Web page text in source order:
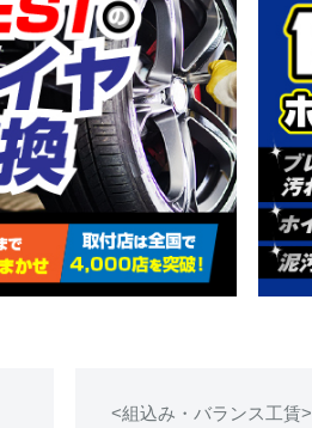
<組込み・バランス工賃>